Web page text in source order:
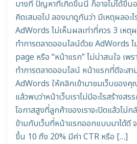
บางที ปัญหาที่เกิดขึ้นนี้ ก็อาจไม่ได้ขึ้น
คิดเสมอไป ลองมาดูกันว่า มีเหตุผลอะไ
AdWords ไม่เห็นผลเท่าที่ควร 3 เหตุ
ทำการตลาดออนไลน์ด้วย AdWords
page หรือ “หน้าแรก” ไม่น่าสนใจ เพร
ทำการตลาดออนไลน์ หน้าแรกที่ดีจะส
AdWords ให้คลิกเข้ามาชมเว็บของคุ
แล้วพบว่าหน้าเว็บเราไม่มีอะไรสร้างส
โอกาสสูงที่ลูกค้าของเราจะปิดแล้วไม่
ข้ามกับเว็บที่หน้าแรกออกแบบมาได้ดี
ขึ้น 10 ถึง 20% มีค่า CTR หรือ […]